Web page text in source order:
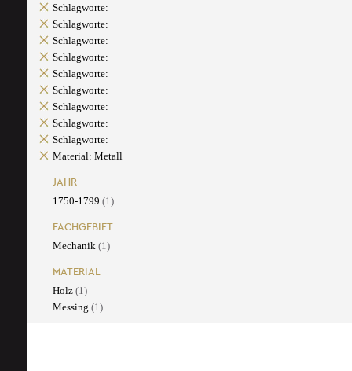
Schlagworte:
Schlagworte:
Schlagworte:
Schlagworte:
Schlagworte:
Schlagworte:
Schlagworte:
Schlagworte:
Schlagworte:
Material: Metall
JAHR
1750-1799 (1)
FACHGEBIET
Mechanik (1)
MATERIAL
Holz (1)
Messing (1)